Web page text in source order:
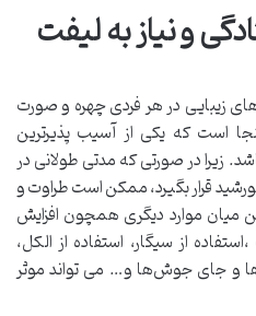
و نیاز به لیفت
زیبایی در هر فردی چهره و صورت
است که یکی از آسیب‌ پذیرترین
زیرا در صورتی که مدتی طولانی در
قرار بگیرد، ممکن است طراوت و
میان موارد دیگری همچون افزایش
از سیگار، استفاده از الکل،
و جای جوش‌ها و… می تواند موثر